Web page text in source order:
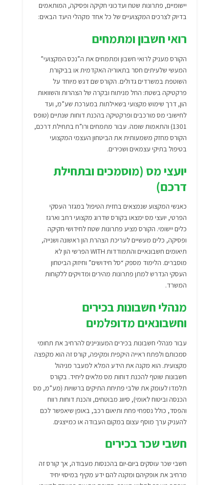
יישומיים, פתרונות שטח ועדכוני חקיקה ופסיקה, המותאמים
בדיוק לצרכים המקצועיים של כל אחד מקהלי היעד הבאים:
רואי חשבון ומתמחים
הקורס מעניק לרואי חשבון ומתמחים את ה”נכס המקצועי”
המעשי שלעיתים חסר בתאוריה האקדמית או בביקורת
השוטפת במשרדים גדולים. הקורס שם דגש מיוחד על
פרקטיקה בשטח: החל מניתוח ובקרה של הצהרות והשוואות
הון, דרך שימוש מקצועי בשאילתות במערכת שע”מ, ועד
לחישובי מס מורכבים ופרקטיקה בהכנת דוחות שנתיים (טופס
1301) והתאמות שומה. עבור מתמחים ורו”ח בתחילת דרכם,
הקורס מחזק משמעותית את הביטחון העצמי המקצועי
בטיפול בתיקי עצמאים ושכירים.
יועצי מס (מוסמכים ובתחילת
דרכם)
כאנשי המקצוע שנמצאים בחזית הטיפול במגזר העסקי
הפרטי, יועצי מס ימצאו בקורס שדרוג מקצועי רחב וארגז
כלים יישומי. הקורס מציע פתרונות שטח לחידושי חקיקה
ופסיקה, כלים מעשיים לעריכת הצהרת הון ראשונה ושנייה,
תיאומים חשבונאיים והתמודדות WITH הפרשי הון לא
מוסברים. הלימוד מספק “סל חידושים” וחיזוק הביטחון
העסקי הנדרש למתן פתרונות מהירים ומדויקים ללקוחות
המשרד.
מנהלי חשבונות בכירים
וחשבונאים מדופלמים
עבור מנהלי חשבונות בכירים המעוניינים להרחיב את תחומי
סמכותם ולפתח ראייה היקפית ומקיפה, קורס זה הוא מקפצה
מקצועית. הוא מקנה את הידע המלא למעבר מניהול
חשבונות שוטף להכנת דוחות מס מלאים ליחיד. בקורס
תלמדו לעומק את שלבי פתיחת התיקים ברשויות (מע”מ, מס
הכנסה וביטוח לאומי), סיווג מבוטחים, והכנת דוחות רווח
והפסד, כולל נספחי פחת ותיאום רכב, באופן שיאפשר לכם
להעניק ערך מוסף עצום במקום העבודה או כמייצגים.
חשבי שכר בכירים
חשבי שכר עוסקים ביום-יום בהכנסות מעבודה, אך קורס זה
מרחיב את אופקיהם ומקנה להם ידע מקיף במיסוי יחיד